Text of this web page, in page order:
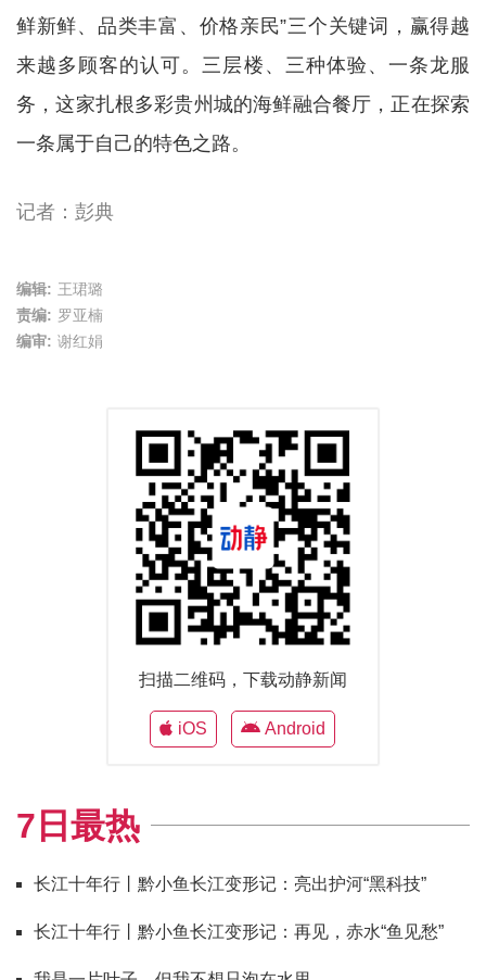
鲜新鲜、品类丰富、价格亲民”三个关键词，赢得越
来越多顾客的认可。三层楼、三种体验、一条龙服
务，这家扎根多彩贵州城的海鲜融合餐厅，正在探索
一条属于自己的特色之路。
记者：彭典
编辑: 王珺璐
责编: 罗亚楠
编审: 谢红娟
扫描二维码，下载动静新闻
iOS Android
7日最热
长江十年行丨黔小鱼长江变形记：亮出护河“黑科技”
长江十年行丨黔小鱼长江变形记：再见，赤水“鱼见愁”